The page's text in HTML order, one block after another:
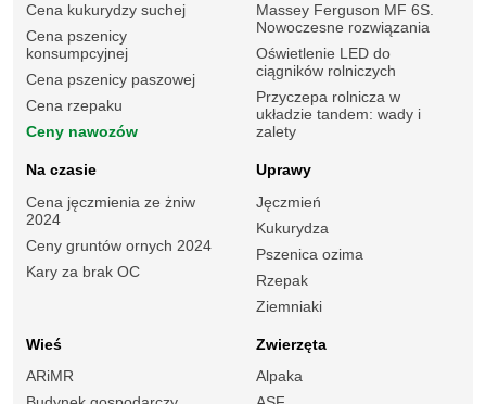
Cena kukurydzy suchej
Cena pszenicy
konsumpcyjnej
Cena pszenicy paszowej
Cena rzepaku
Ceny nawozów
Massey Ferguson MF 6S.
Nowoczesne rozwiązania
Oświetlenie LED do
ciągników rolniczych
Przyczepa rolnicza w
układzie tandem: wady i
zalety
Na czasie
Cena jęczmienia ze żniw
2024
Ceny gruntów ornych 2024
Kary za brak OC
Uprawy
Jęczmień
Kukurydza
Pszenica ozima
Rzepak
Ziemniaki
Wieś
ARiMR
Zwierzęta
Alpaka